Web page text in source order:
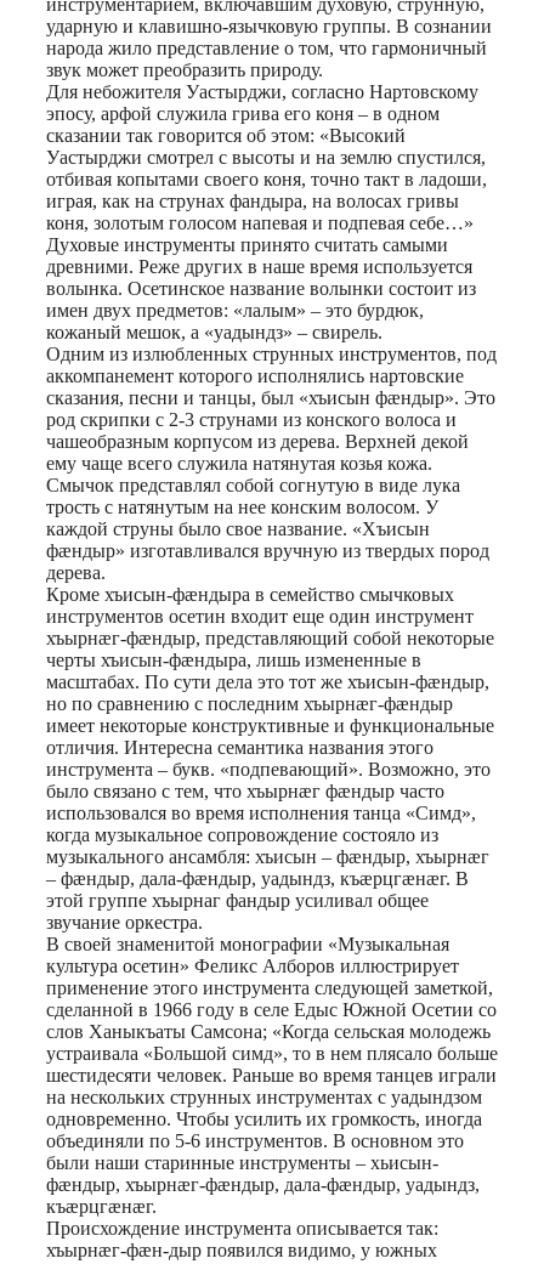
ударную и клавишно-язычковую группы. В сознании
народа жило представление о том, что гармоничный
звук может преобразить природу.
Для небожителя Уастырджи, согласно Нартовскому
эпосу, арфой служила грива его коня – в одном
сказании так говорится об этом: «Высокий
Уастырджи смотрел с высоты и на землю спустился,
отбивая копытами своего коня, точно такт в ладоши,
играя, как на струнах фандыра, на волосах гривы
коня, золотым голосом напевая и подпевая себе…»
Духовые инструменты принято считать самыми
древними. Реже других в наше время используется
волынка. Осетинское название волынки состоит из
имен двух предметов: «лалым» – это бурдюк,
кожаный мешок, а «уадындз» – свирель.
Одним из излюбленных струнных инструментов, под
аккомпанемент которого исполнялись нартовские
сказания, песни и танцы, был «хъисын фæндыр». Это
род скрипки с 2-3 струнами из конского волоса и
чашеобразным корпусом из дерева. Верхней декой
ему чаще всего служила натянутая козья кожа.
Смычок представлял собой согнутую в виде лука
трость с натянутым на нее конским волосом. У
каждой струны было свое название. «Хъисын
фæндыр» изготавливался вручную из твердых пород
дерева.
Кроме хъисын-фæндыра в семейство смычковых
инструментов осетин входит еще один инструмент
хъырнæг-фæндыр, представляющий собой некоторые
черты хъисын-фæндыра, лишь измененные в
масштабах. По сути дела это тот же хъисын-фæндыр,
но по сравнению с последним хъырнæг-фæндыр
имеет некоторые конструктивные и функциональные
отличия. Интересна семантика названия этого
инструмента – букв. «подпевающий». Возможно, это
было связано с тем, что хъырнæг фæндыр часто
использовался во время исполнения танца «Симд»,
когда музыкальное сопровождение состояло из
музыкального ансамбля: хъисын – фæндыр, хъырнæг
– фæндыр, дала-фæндыр, уадындз, къæрцгæнæг. В
этой группе хъырнаг фандыр усиливал общее
звучание оркестра.
В своей знаменитой монографии «Музыкальная
культура осетин» Феликс Алборов иллюстрирует
применение этого инструмента следующей заметкой,
сделанной в 1966 году в селе Едыс Южной Осетии со
слов Ханыкъаты Самсона; «Когда сельская молодежь
устраивала «Большой симд», то в нем плясало больше
шестидесяти человек. Раньше во время танцев играли
на нескольких струнных инструментах с уадындзом
одновременно. Чтобы усилить их громкость, иногда
объединяли по 5-6 инструментов. В основном это
были наши старинные инструменты – хьисын-
фæндыр, хъырнæг-фæндыр, дала-фæндыр, уадындз,
къæрцгæнæг.
Происхождение инструмента описывается так:
хъырнæг-фæн-дыр появился видимо, у южных